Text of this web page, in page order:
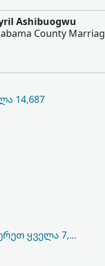
Ashibuogwu
County
14,687
ᲧᲕᲔᲚᲐ 7,155